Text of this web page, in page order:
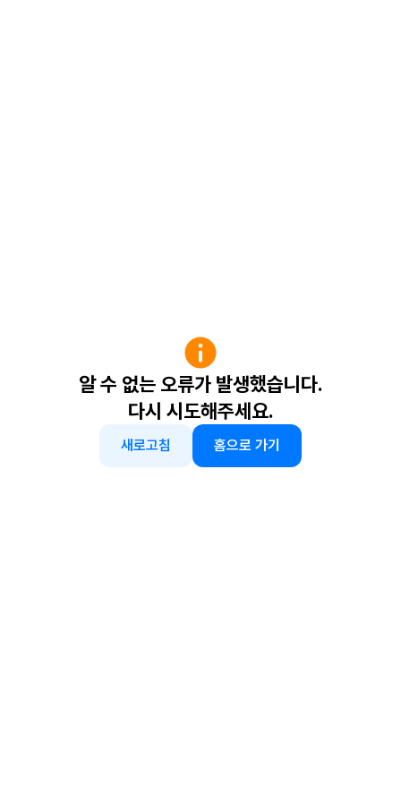
알 수 없는 오류가 발생했습니다.
다시 시도해주세요.
새로고침 홈으로 가기